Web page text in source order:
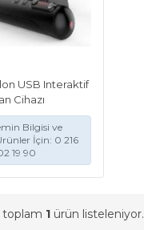
USB Interaktif
Cihazı
Bilgisi ve
İçin: 0 216
19 90
toplam 1 ürün listeleniyor.